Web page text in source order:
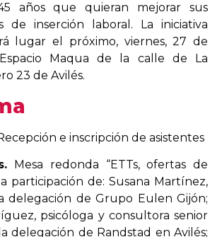
años que quieran mejorar sus
de inserción laboral . La iniciativa
lugarel próximo, viernes,27 de
Maqua de la calle de La
23 de Avilés.
e inscripción de asistentes
. Mesa redonda “ETTs,ofertas de
participación de: Susana Martínez,
delegación de Grupo Eulen Gijón;
, psicóloga y consultorasenior
la delegación de Randstad en Avilés;